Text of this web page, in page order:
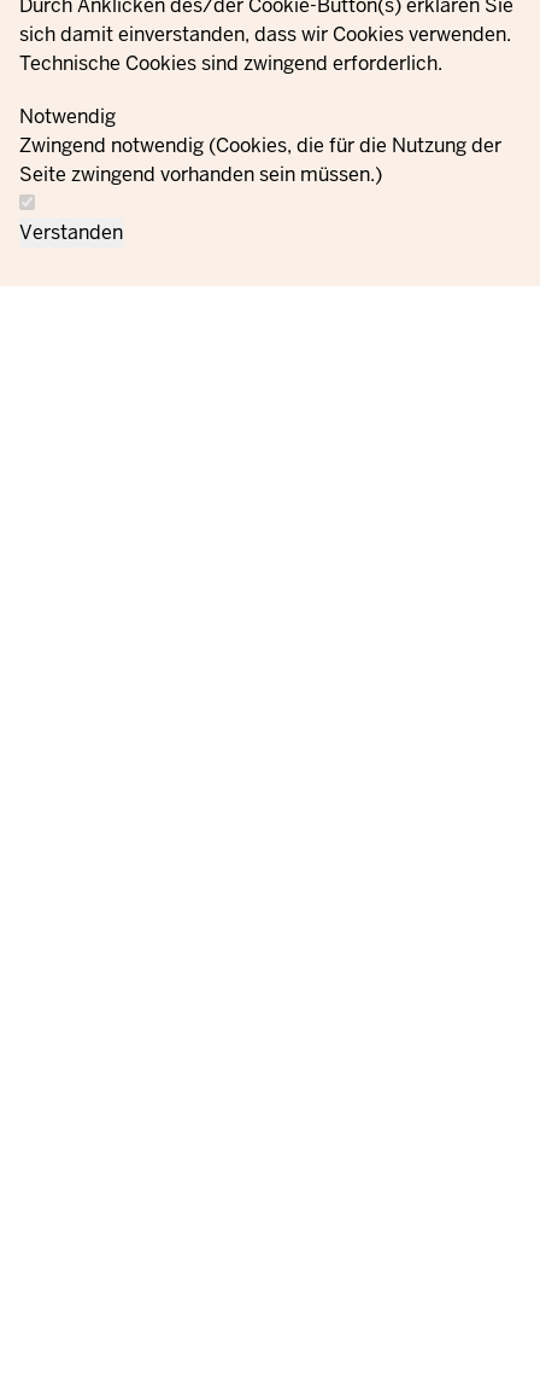
Durch Anklicken des/der Cookie-Button(s) erklären Sie
sich damit einverstanden, dass wir Cookies verwenden.
Technische Cookies sind zwingend erforderlich.
Notwendig
Zwingend notwendig (Cookies, die für die Nutzung der
Seite zwingend vorhanden sein müssen.)
Verstanden